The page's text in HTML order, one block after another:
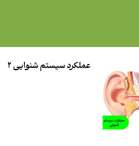
عملکرد سیستم شنوایی 2